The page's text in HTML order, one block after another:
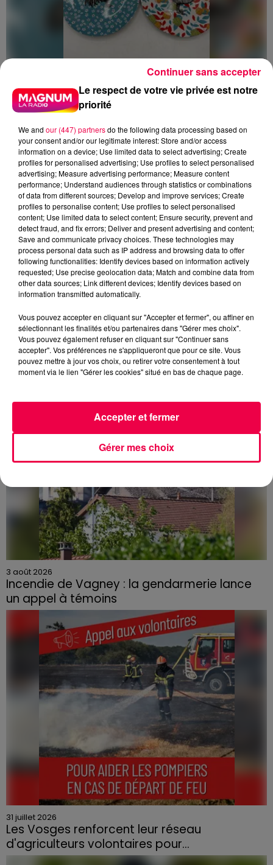
Des assiettes Linvosges rappelées pour
excès de plomb
céramique vendues entre 2020 et 2022 par Linvosges.
3 août 2026
PRÉVIFEUX : "il faut avoir une culture du risque"
dans les Vosges
3 août 2026
Incendie de Vagney : la gendarmerie lance
un appel à témoins
Le feu, parti d'une haie avant de se propager au
quartier résidentiel, avait détruit deux habitations et
contraint à l'évacuation d'une centaine de personnes.
31 juillet 2026
Les Vosges renforcent leur réseau
d'agriculteurs volontaires pour...
Face à la sécheresse et aux risques de départs de feu,
Le respect de votre vie privée est notre
priorité
We and our (447) partnersdo the following data processing based on
your consent and/or our legitimate interest: Store and/or access
information on a device; Use limited data to select advertising; Create
profiles for personalised advertising; Use profiles to select personalised
advertising; Measure advertising performance; Measure content
performance; Understand audiences through statistics or combinations
of data from different sources; Develop and improve services; Create
profiles to personalise content; Use profiles to select personalised
content; Use limited data to select content; Ensure security, prevent and
detect fraud, and fix errors; Deliver and present advertising and content;
Save and communicate privacy choices. These technologies may
process personal data such as IP address and browsing data to offer
following functionalities: Identify devices based on information actively
requested; Use precise geolocation data; Match and combine data from
other data sources; Link different devices; Identify devices based on
information transmitted automatically.
Vous pouvez accepter en cliquant sur "Accepter et fermer", ou affiner en
sélectionnant les finalités et/ou partenaires dans "Gérer mes choix".
Vous pouvez également refuser en cliquant sur "Continuer sans
accepter". Vos préférences ne s'appliqueront que pour ce site. Vous
pouvez mettre à jour vos choix, ou retirer votre consentement à tout
moment via le lien "Gérer les cookies" situé en bas de chaque page.
Gérer mes choix
Accepter et fermer
Continuer sans accepter